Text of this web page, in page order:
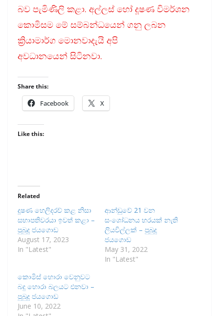
බව පැමිණිලි කළා. අල්ලස් හෝ දූෂණ විමර්ශන
කොමිසම මේ සම්බන්ධයෙන් ගනු ලබන
ක්‍රියාමාර්ග මොනවාදැයි අපි
අවධානයෙන් සිටිනවා.
Share this:
Facebook X
Like this:
Related
දූෂණ හෙලිදරව් කළ නිසා
සභාපතිවරයා ඉවත් කළා –
පුබුදු ජයගොඩ
August 17, 2023
In "Latest"
ආන්ඩුවේ 21 වන
සංශෝධනය හරයක් නැති
ලියවිල්ලක් – පුබුදු
ජයගොඩ
May 31, 2022
In "Latest"
කොමිස් හොරා වෙනුවට
බදු හොරා බලයට එනවා –
පුබුදු ජයගොඩ
June 10, 2022